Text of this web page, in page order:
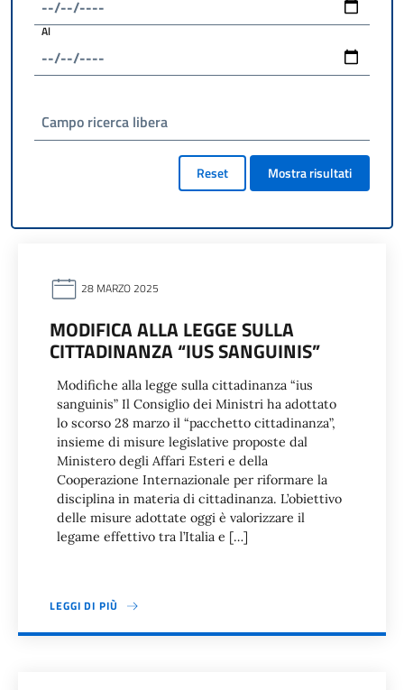
Al
Campo ricerca libera
Reset Mostra risultati
28 MARZO 2025
MODIFICA ALLA LEGGE SULLA
CITTADINANZA “IUS SANGUINIS”
Modifiche alla legge sulla cittadinanza “ius
sanguinis” Il Consiglio dei Ministri ha adottato
lo scorso 28 marzo il “pacchetto cittadinanza”,
insieme di misure legislative proposte dal
Ministero degli Affari Esteri e della
Cooperazione Internazionale per riformare la
disciplina in materia di cittadinanza. L’obiettivo
delle misure adottate oggi è valorizzare il
legame effettivo tra l’Italia e […]
LEGGI DI PIÙ